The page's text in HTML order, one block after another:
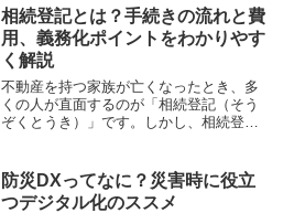
た。富士山は世界文化遺産にも登録さ
れ、海外からも多くの観...
相続登記とは？手続きの流れと費
用、義務化ポイントをわかりやす
く解説
不動産を持つ家族が亡くなったとき、多
くの人が直面するのが「相続登記（そう
ぞくとうき）」です。しかし、相続登記
のではないでしょうか。結論から言え
ば、相続登記は“不動産の名義...
防災DXってなに？災害時に役立
つデジタル化のススメ